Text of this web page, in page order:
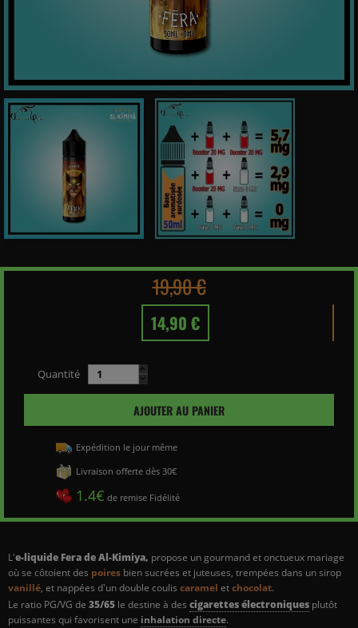
L'e-liquide Fera de Al-Kimiya, propose un gourmand et onctueux mariage
où se côtoient des poires bien sucrées et juteuses, trempées dans un sirop
vanillé, et nappées d'un double coulis caramel etchocolat.
Le ratio PG/VG de 35/65 le destine à des cigarettes électroniques plutôt
puissantes qui favorisent une inhalation directe.
19,90 €
14,90 €
Quantité
AJOUTER AU PANIER
Expédition le jour même
Livraison offerte dès 30€
1.4€ de remise Fidélité